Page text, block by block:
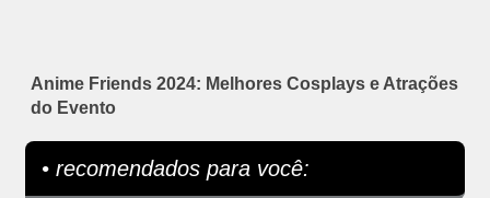
Anime Friends 2024: Melhores Cosplays e Atrações
do Evento
• recomendados para você: